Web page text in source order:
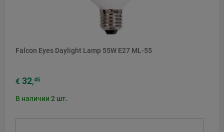
Falcon Eyes Daylight Lamp 55W E27 ML-55
€ 32,45
В наличии 2 шт.